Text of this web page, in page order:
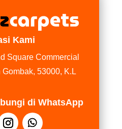
Kami
Square Commercial
53000, K.L
di WhatsApp